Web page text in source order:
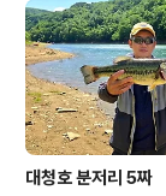
대청호 분저리 5짜